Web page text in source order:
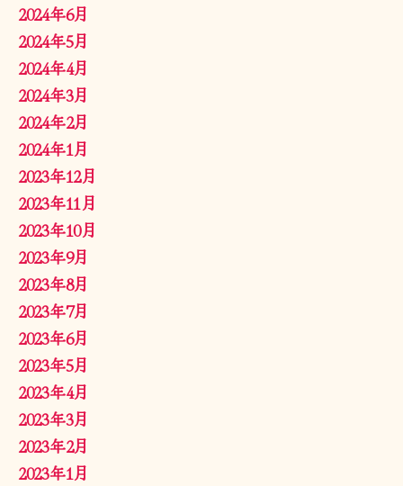
2024年6月
2024年5月
2024年4月
2024年3月
2024年2月
2024年1月
2023年12月
2023年11月
2023年10月
2023年9月
2023年8月
2023年7月
2023年6月
2023年5月
2023年4月
2023年3月
2023年2月
2023年1月